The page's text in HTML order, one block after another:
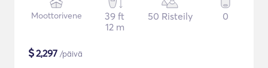
Moottorivene
39 ft
12 m
50 Risteily 0
$2,297 /päivä